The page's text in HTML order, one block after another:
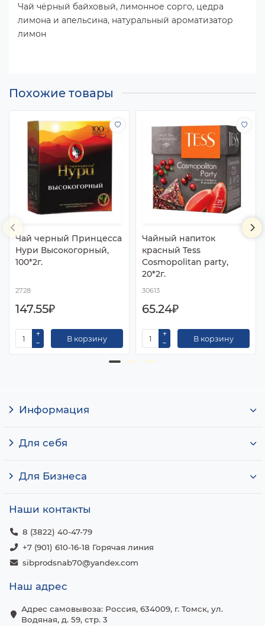
Чай чёрный байховый, лимонное сорго, цедра
лимона и апельсина, натуральный ароматизатор
лимон
Похожие товары
Чай черный Принцесса
Нури Высокогорный,
100*2г.
2728
147.55₽
В корзину
Чайный напиток
красный Tess
Cosmopolitan party,
20*2г.
30613
65.24₽
В корзину
Информация
Для себя
Для Бизнеса
Наши контакты
8 (3822) 40-47-79
+7 (901) 610-16-18 Горячая линия
sibprodsnab70@yandex.com
Наш адрес
Адрес самовывоза: Россия, 634009, г. Томск, ул.
Водяная, д. 59, стр. 3